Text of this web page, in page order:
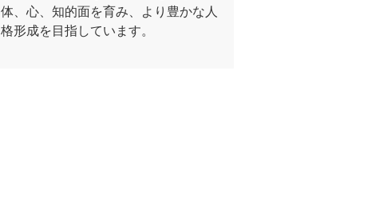
体、心、知的面を育み、より豊かな人
格形成を目指しています。